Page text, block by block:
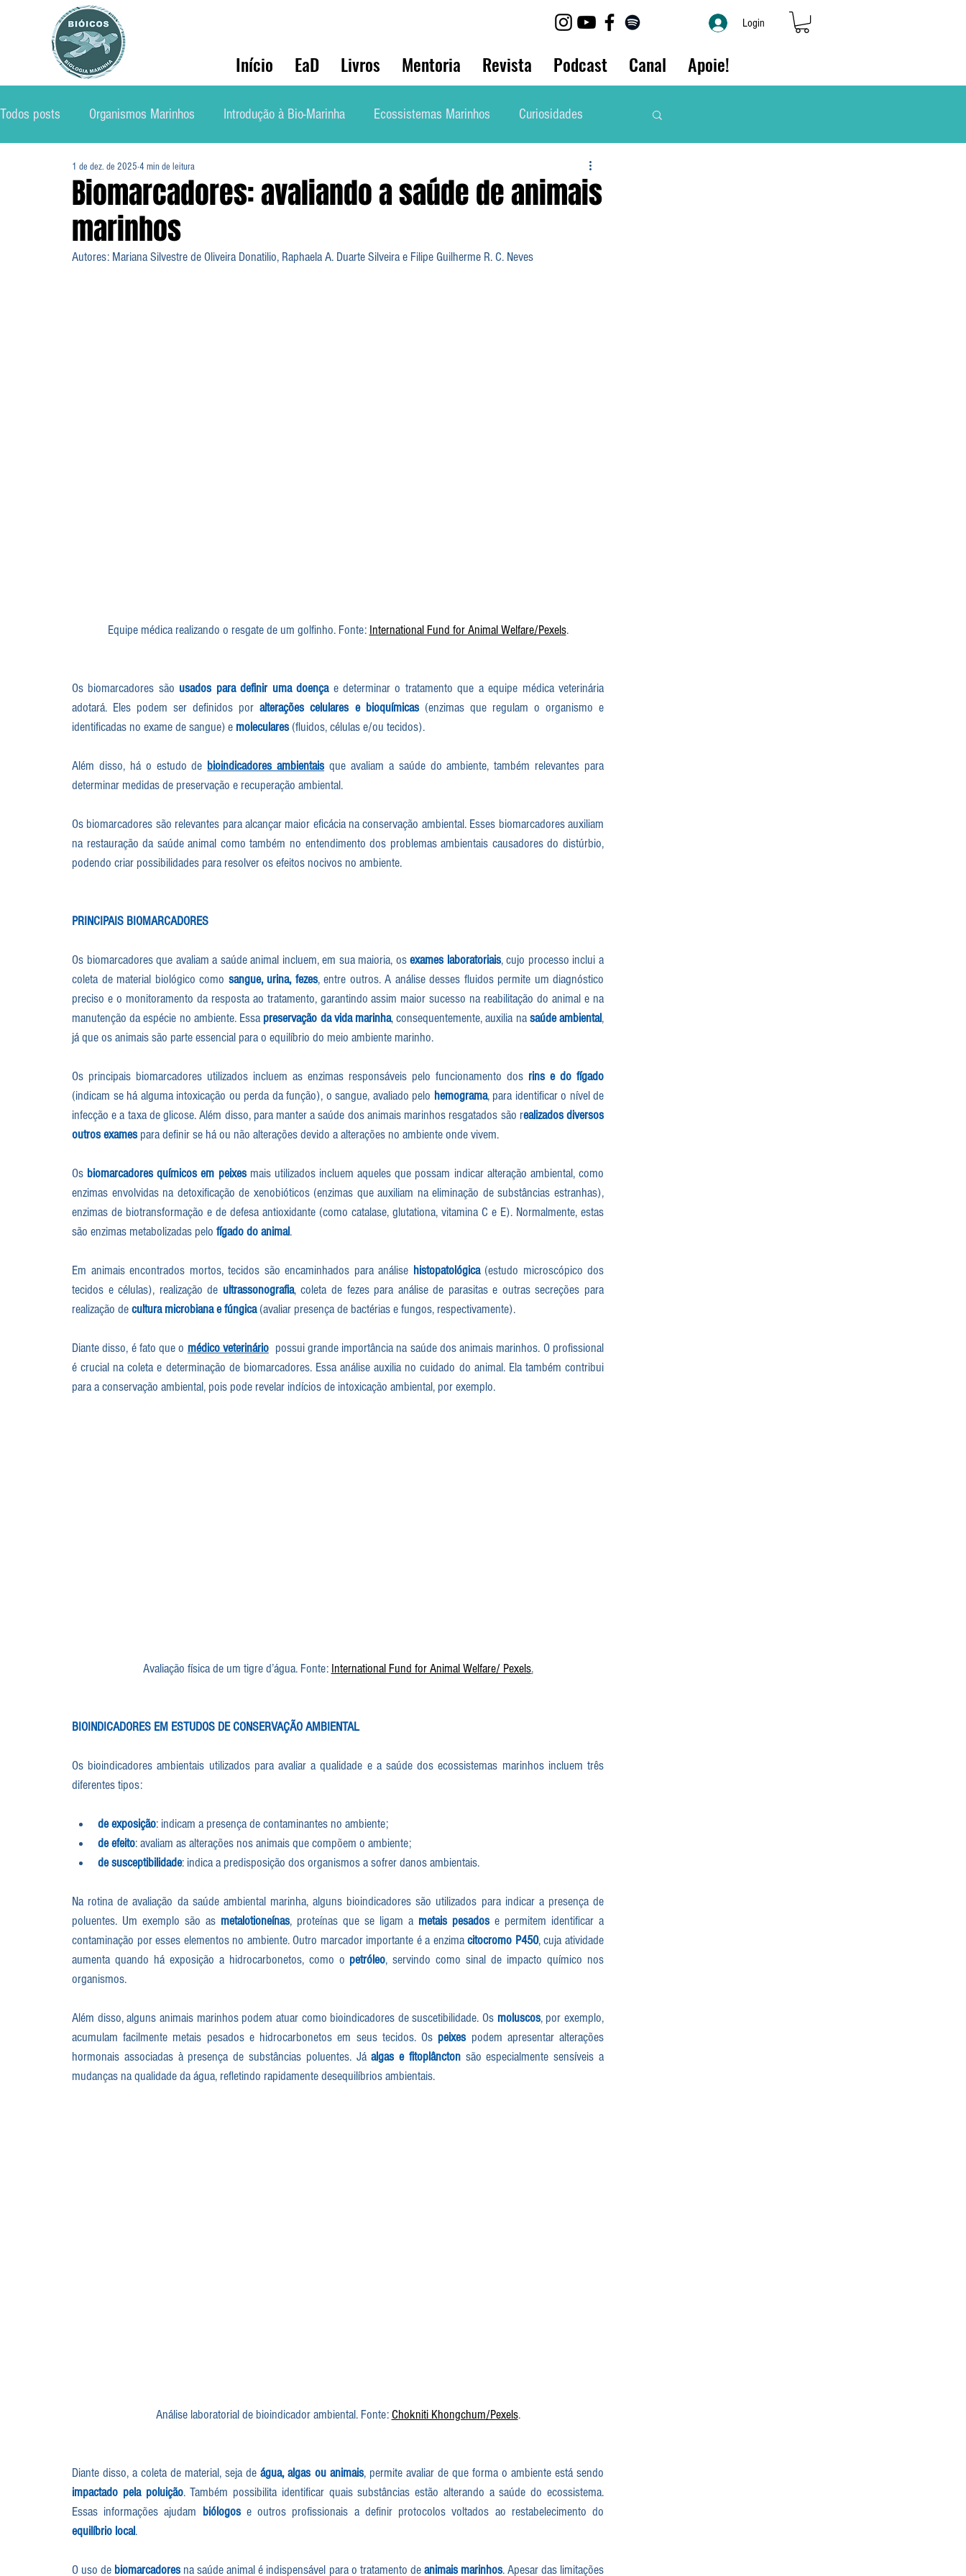
Login
Início EaD Livros Mentoria Revista Podcast Canal Apoie!
Todos posts Organismos Marinhos Introdução à Bio-Marinha Ecossistemas Marinhos Curiosidades
Conservação Ecologia Marinha
Soluções Ambientais Marinhas
Biomarcadores: avaliando a saúde de animais
marinhos
1 de dez. de 2025 4 min de leitura
Autores: Mariana Silvestre de Oliveira Donatilio, Raphaela A. Duarte Silveira e Filipe Guilherme R. C. Neves
Equipe médica realizando o resgate de um golfinho. Fonte: International Fund for Animal Welfare/Pexels.
Os biomarcadores são usados para definir uma doença e determinar o tratamento que a equipe médica veterinária
adotará. Eles podem ser definidos por alterações celulares e bioquímicas (enzimas que regulam o organismo e
identificadas no exame de sangue) e moleculares (fluidos, células e/ou tecidos).
Além disso, há o estudo de bioindicadores ambientais que avaliam a saúde do ambiente, também relevantes para
determinar medidas de preservação e recuperação ambiental.
Os biomarcadores são relevantes para alcançar maior eficácia na conservação ambiental. Esses biomarcadores auxiliam
na restauração da saúde animal como também no entendimento dos problemas ambientais causadores do distúrbio,
podendo criar possibilidades para resolver os efeitos nocivos no ambiente.
PRINCIPAIS BIOMARCADORES
Os biomarcadores que avaliam a saúde animal incluem, em sua maioria, os exames laboratoriais, cujo processo inclui a
coleta de material biológico como sangue, urina, fezes, entre outros. A análise desses fluidos permite um diagnóstico
preciso e o monitoramento da resposta ao tratamento, garantindo assim maior sucesso na reabilitação do animal e na
manutenção da espécie no ambiente. Essa preservação da vida marinha, consequentemente, auxilia na saúde ambiental,
já que os animais são parte essencial para o equilíbrio do meio ambiente marinho.
Os principais biomarcadores utilizados incluem as enzimas responsáveis pelo funcionamento dos rins e do fígado
(indicam se há alguma intoxicação ou perda da função), o sangue, avaliado pelo hemograma, para identificar o nível de
infecção e a taxa de glicose. Além disso, para manter a saúde dos animais marinhos resgatados são realizados diversos
outros exames para definir se há ou não alterações devido a alterações no ambiente onde vivem.
Os biomarcadores químicos em peixes mais utilizados incluem aqueles que possam indicar alteração ambiental, como
enzimas envolvidas na detoxificação de xenobióticos (enzimas que auxiliam na eliminação de substâncias estranhas),
enzimas de biotransformação e de defesa antioxidante (como catalase, glutationa, vitamina C e E). Normalmente, estas
são enzimas metabolizadas pelo fígado do animal.
Em animais encontrados mortos, tecidos são encaminhados para análise histopatológica (estudo microscópico dos
tecidos e células), realização de ultrassonografia, coleta de fezes para análise de parasitas e outras secreções para
realização de cultura microbiana e fúngica (avaliar presença de bactérias e fungos, respectivamente).
Diante disso, é fato que o médico veterinário
  possui grande importância na saúde dos animais marinhos. O profissional
é crucial na coleta e determinação de biomarcadores. Essa análise auxilia no cuidado do animal. Ela também contribui
para a conservação ambiental, pois pode revelar indícios de intoxicação ambiental, por exemplo.
Avaliação física de um tigre d’água. Fonte: International Fund for Animal Welfare/ Pexels.
BIOINDICADORES EM ESTUDOS DE CONSERVAÇÃO AMBIENTAL
​Os bioindicadores ambientais utilizados para avaliar a qualidade e a saúde dos ecossistemas marinhos incluem três
diferentes tipos:
de exposição: indicam a presença de contaminantes no ambiente;
de efeito: avaliam as alterações nos animais que compõem o ambiente;
de susceptibilidade: indica a predisposição dos organismos a sofrer danos ambientais.
Na rotina de avaliação da saúde ambiental marinha, alguns bioindicadores são utilizados para indicar a presença de
poluentes. Um exemplo são as metalotioneínas, proteínas que se ligam a metais pesados e permitem identificar a
contaminação por esses elementos no ambiente. Outro marcador importante é a enzima citocromo P450, cuja atividade
aumenta quando há exposição a hidrocarbonetos, como o petróleo, servindo como sinal de impacto químico nos
organismos.
Além disso, alguns animais marinhos podem atuar como bioindicadores de suscetibilidade. Os moluscos, por exemplo,
acumulam facilmente metais pesados e hidrocarbonetos em seus tecidos. Os peixes podem apresentar alterações
hormonais associadas à presença de substâncias poluentes. Já algas e fitoplâncton são especialmente sensíveis a
mudanças na qualidade da água, refletindo rapidamente desequilíbrios ambientais.
Análise laboratorial de bioindicador ambiental. Fonte: Chokniti Khongchum/Pexels.
Diante disso, a coleta de material, seja de água, algas ou animais
impactado pela poluição. Também possibilita identificar quais substâncias estão alterando a saúde do ecossistema.
Essas informações ajudam biólogos
equilíbrio local.
O uso de biomarcadores na saúde animal é indispensável para o tratamento de animais marinhos. Apesar das limitações